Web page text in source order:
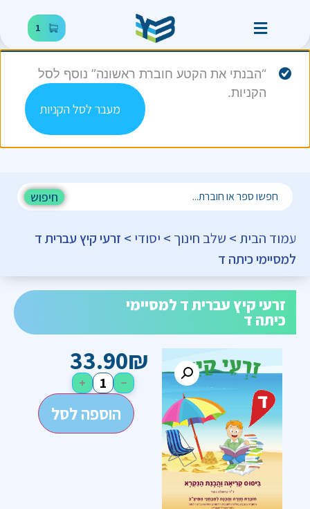
1
“הבנתי את הקטע חוברת ראשונה” נוסף לסל
הקניות.
מעבר לסל הקניות
חיפוש
עמוד הבית > שלב חינוך > יסודי > זרעי קיץ עברית ד
למסיימי כיתה ד
זרעי קיץ עברית ד למסיימי
כיתה ד
33.90₪
−
+
הוספה לסל